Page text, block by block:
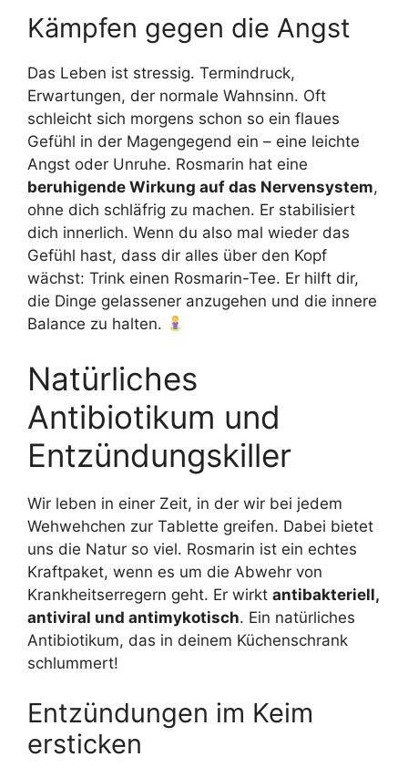
Kämpfen gegen die Angst
Das Leben ist stressig. Termindruck,
Erwartungen, der normale Wahnsinn. Oft
schleicht sich morgens schon so ein flaues
Gefühl in der Magengegend ein – eine leichte
Angst oder Unruhe. Rosmarin hat eine
beruhigende Wirkung auf das Nervensystem,
ohne dich schläfrig zu machen. Er stabilisiert
dich innerlich. Wenn du also mal wieder das
Gefühl hast, dass dir alles über den Kopf
wächst: Trink einen Rosmarin-Tee. Er hilft dir,
die Dinge gelassener anzugehen und die innere
Balance zu halten.
Natürliches
Antibiotikum und
Entzündungskiller
Wir leben in einer Zeit, in der wir bei jedem
Wehwehchen zur Tablette greifen. Dabei bietet
uns die Natur so viel. Rosmarin ist ein echtes
Kraftpaket, wenn es um die Abwehr von
Krankheitserregern geht. Er wirkt antibakteriell,
antiviral und antimykotisch. Ein natürliches
Antibiotikum, das in deinem Küchenschrank
schlummert!
Entzündungen im Keim
ersticken